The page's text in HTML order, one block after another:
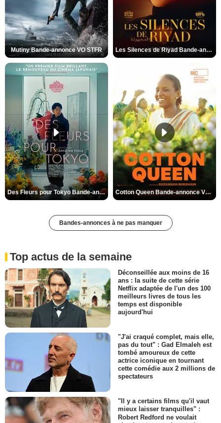
Mutiny Bande-annonce VO STFR Les Silences de Riyad Bande-annonce VO STFR
Des Fleurs pour Tokyo Bande-annonce VO STFR Cotton Queen Bande-annonce VO STFR
Bandes-annonces à ne pas manquer
Top actus de la semaine
Déconseillée aux moins de 16
ans : la suite de cette série
Netflix adaptée de l'un des 100
meilleurs livres de tous les
temps est disponible
aujourd'hui
"J'ai craqué complet, mais elle,
pas du tout" : Gad Elmaleh est
tombé amoureux de cette
actrice iconique en tournant
cette comédie aux 2 millions de
spectateurs
"Il y a certains films qu'il vaut
mieux laisser tranquilles" :
Robert Redford ne voulait